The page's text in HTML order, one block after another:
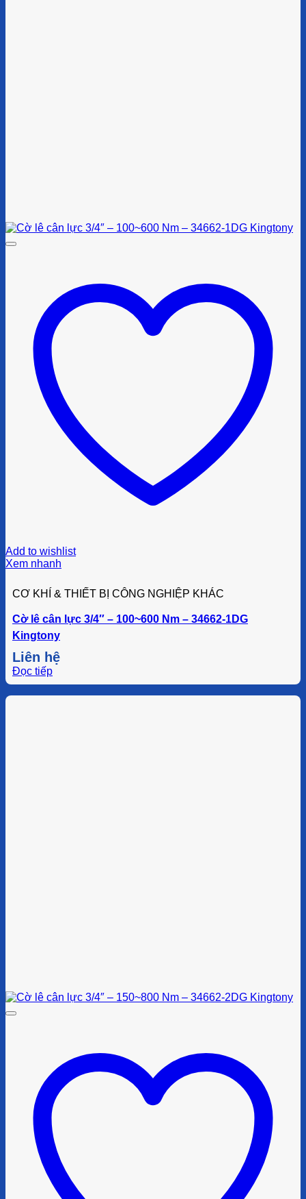
Add to wishlist
Xem nhanh
CƠ KHÍ & THIẾT BỊ CÔNG NGHIỆP KHÁC
Cờ lê cân lực 3/4″ – 100~600 Nm – 34662-1DG
Kingtony
Liên hệ
Đọc tiếp